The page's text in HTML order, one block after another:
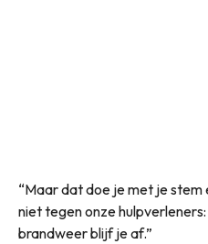
“Maar dat doe je met je
niet tegen onze
brandweer blijf je af.”